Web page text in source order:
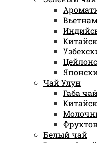
Чай Улун
Габа чай
Белый чай